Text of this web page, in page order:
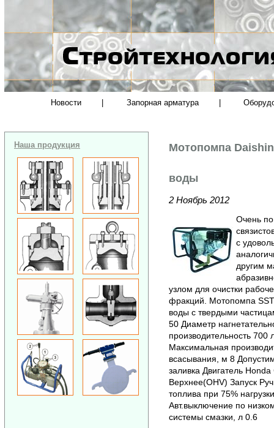
Новости Запорная арматура
Наша продукция Мотопомпа Daishin
воды
2 Ноябрь 2012
Очень
с
другим
узлом для очистки
фракций. Мотопомпа
воды с твердыми
50 Диаметр
производительность
Максимальная
всасывания, м 8
заливка Двигатель
Верхнее(OHV) Запуск
топлива при 75%
Авт.выключение по
системы смазки, л 0.6